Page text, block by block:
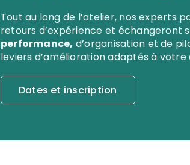
Tout au long de l’atelier, nos experts
retours d’expérience et échangeront
performance, d’organisation et de
leviers d’amélioration adaptés à votre
Dates et inscription